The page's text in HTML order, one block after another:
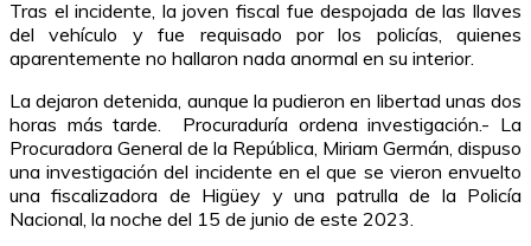
Tras el incidente, la joven fiscal fue despojada de las llaves
del vehículo y fue requisado por los policías, quienes
aparentemente no hallaron nada anormal en su interior.
La dejaron detenida, aunque la pudieron en libertad unas dos
horas más tarde. Procuraduría ordena investigación.- La
Procuradora General de la República, Miriam Germán, dispuso
una investigación del incidente en el que se vieron envuelto
una fiscalizadora de Higüey y una patrulla de la Policía
Nacional, la noche del 15 de junio de este 2023.